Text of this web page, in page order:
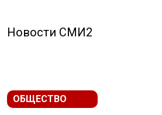
Новости СМИ2
ОБЩЕСТВО